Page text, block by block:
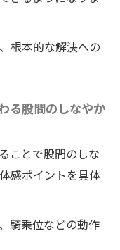
アとは
とストレッチ
の歪みを整え
ィ整体流セルフ
根本的な解決への
る股間のしなやか
ことで股間のしな
感ポイントを具体
騎乗位などの動作